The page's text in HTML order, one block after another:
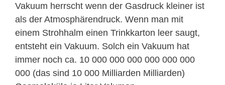
Vakuum herrscht wenn der Gasdruck kleiner ist
als der Atmosphärendruck. Wenn man mit
einem Strohhalm einen Trinkkarton leer saugt,
entsteht ein Vakuum. Solch ein Vakuum hat
immer noch ca. 10 000 000 000 000 000 000
000 (das sind 10 000 Milliarden Milliarden)